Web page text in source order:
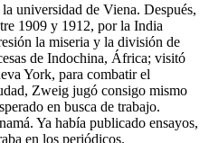
universidad de Viena. Después,
1909 y 1912, por la India
la miseria y la división de
de Indochina, África; visitó
York, para combatir el
Zweig jugó consigo mismo
en busca de trabajo.
Ya había publicado ensayos,
en los periódicos.